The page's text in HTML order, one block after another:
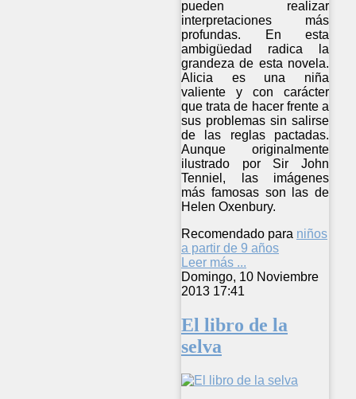
pueden realizar
interpretaciones más
profundas. En esta
ambigüedad radica la
grandeza de esta novela.
Alicia es una niña
valiente y con carácter
que trata de hacer frente a
sus problemas sin salirse
de las reglas pactadas.
Aunque originalmente
ilustrado por Sir John
Tenniel, las imágenes
más famosas son las de
Helen Oxenbury.
Recomendado para niños
a partir de 9 años
Leer más ...
Domingo, 10 Noviembre
2013 17:41
El libro de la
selva